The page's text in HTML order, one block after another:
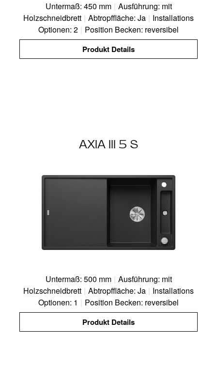
Untermaß: 450 mm | Ausführung: mit
Holzschneidbrett | Abtropffläche: Ja | Installations
Optionen: 2 | Position Becken: reversibel
Produkt Details
AXIA III 5 S
Untermaß: 500 mm | Ausführung: mit
Holzschneidbrett | Abtropffläche: Ja | Installations
Optionen: 1 | Position Becken: reversibel
Produkt Details